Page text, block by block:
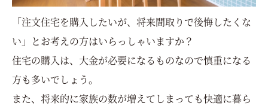
「注文住宅を購入したいが、将来間取りで後悔したくな
い」とお考えの方はいらっしゃいますか？
住宅の購入は、大金が必要になるものなので慎重になる
方も多いでしょう。
また、将来的に家族の数が増えてしまっても快適に暮ら